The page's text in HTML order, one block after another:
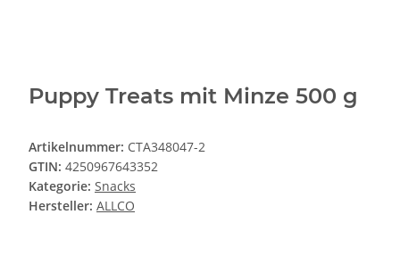
Puppy Treats mit Minze 500 g
Artikelnummer: CTA348047-2
GTIN: 4250967643352
Kategorie: Snacks
Hersteller: ALLCO